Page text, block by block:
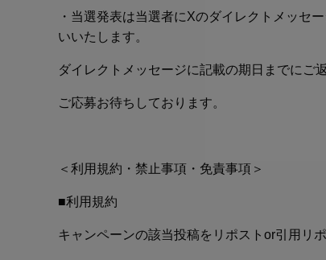
・当選発表は当選者にXのダイレクトメッセ
いいたします。
ダイレクトメッセージに記載の期日までにご
ご応募お待ちしております。
＜利用規約・禁止事項・免責事項＞
■利用規約
キャンペーンの該当投稿をリポストor引用リ